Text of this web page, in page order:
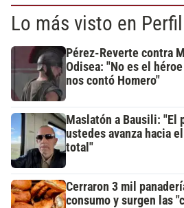
Lo más visto en Perfil
Pérez-Reverte contra
Odisea: "No es el
nos contó Homero"
Maslatón a Bausili: "El
ustedes avanza hacia
total"
Cerraron 3 mil
consumo y surgen las